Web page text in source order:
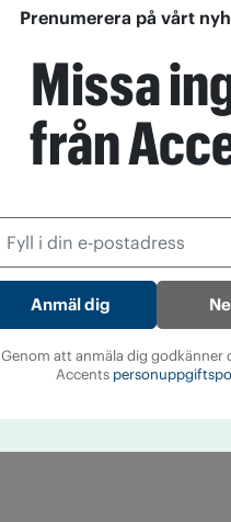
Prenumerera på vårt
Missa
från
Genom att anmäla dig godkänner
Accents